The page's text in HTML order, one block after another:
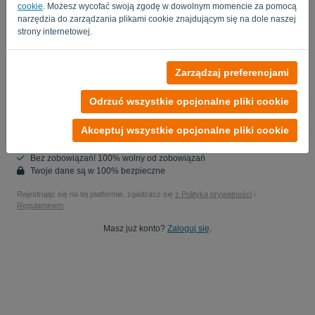
cookie . Możesz wycofać swoją zgodę w dowolnym momencie za pomocą
narzędzia do zarządzania plikami cookie znajdującym się na dole naszej
strony internetowej.
Zarządzaj preferencjami
Odrzuć wszystkie opcjonalne pliki cookie
Akceptuj wszystkie opcjonalne pliki cookie
Nie jesteś komputerem? Wpisz „ ”.
Tak, możesz studiować moje dane produktowe..
Tak, możesz wysyłać mi aktualizacje marketingowe.
Rozpocznij bezpłatny okres próbny
Bez zobowiązań! 100% wolny od zobowiązań
Twoje dane są w 100% bezpieczne
Rejestrując się na tej platformie, zgadzasz się z Polityką prywatności i
Regulaminem
Masz już konto? Zaloguj się.